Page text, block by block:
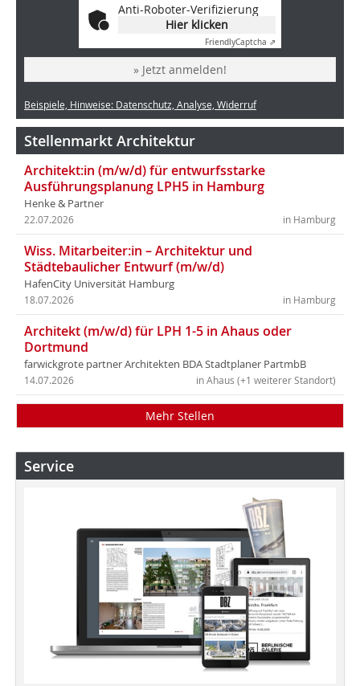
Anti-Roboter-Verifizierung
Hier klicken
FriendlyCaptcha ⇗
» Jetzt anmelden!
Beispiele, Hinweise: Datenschutz, Analyse, Widerruf
Stellenmarkt Architektur
Architekt:in (m/w/d) für entwurfsstarke
Ausführungsplanung LPH5 in Hamburg
Henke & Partner
in Hamburg
22.07.2026
Wiss. Mitarbeiter:in – Architektur und
Städtebaulicher Entwurf (m/w/d)
HafenCity Universität Hamburg
in Hamburg
18.07.2026
Architekt (m/w/d) für LPH 1-5 in Ahaus oder
Dortmund
farwickgrote partner Architekten BDA Stadtplaner PartmbB
in Ahaus (+1 weiterer Standort)
14.07.2026
Mehr Stellen
Service